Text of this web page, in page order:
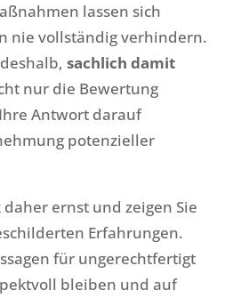
lassen sich
nie vollständig verhindern.
sachlich damit
nur die Bewertung
Antwort darauf
potenzieller
ernst und zeigen Sie
Erfahrungen.
für ungerechtfertigt
bleiben und auf